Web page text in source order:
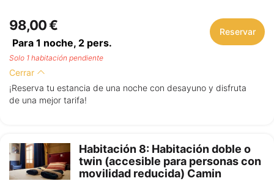
98,00 €
Para 1 noche, 2 pers.
Reservar
Solo 1 habitación pendiente
Cerrar
¡Reserva tu estancia de una noche con desayuno y disfruta
de una mejor tarifa!
Habitación 8: Habitación doble o
twin (accesible para personas con
movilidad reducida) Camin